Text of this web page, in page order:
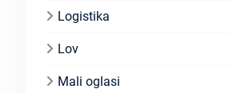
Logistika
Lov
Mali oglasi